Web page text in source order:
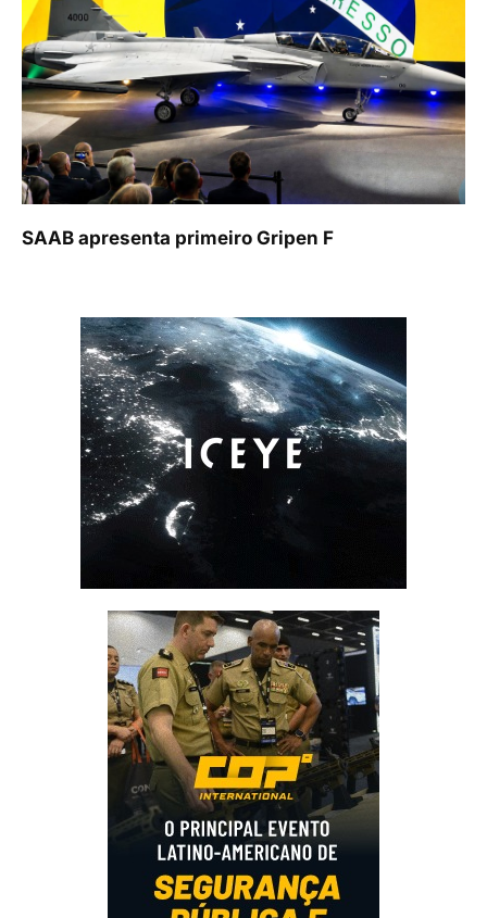
SAAB apresenta primeiro Gripen F